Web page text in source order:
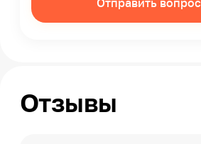
Отправить вопрос
Отзывы